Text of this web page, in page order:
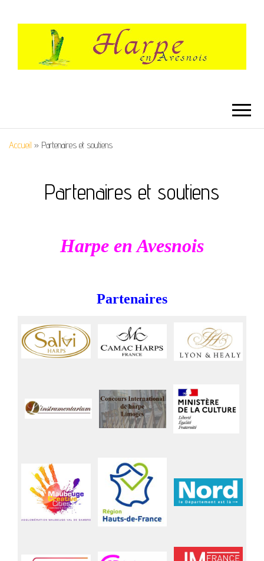
AVESNOIS
Accueil » Partenaires et soutiens
Partenaires et soutiens
Harpe en Avesnois
Partenaires